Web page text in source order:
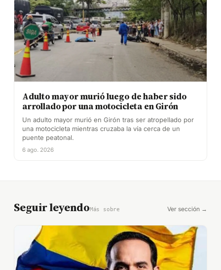
Adulto mayor murió luego de haber sido
arrollado por una motocicleta en Girón
Un adulto mayor murió en Girón tras ser atropellado por
una motocicleta mientras cruzaba la vía cerca de un
puente peatonal.
6 ago. 2026
Seguir leyendoMás sobre Ver sección →